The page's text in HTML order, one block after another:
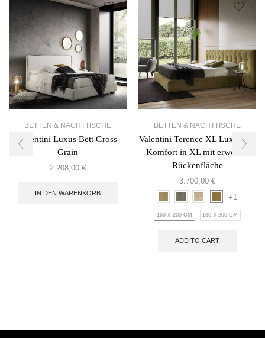
BETTEN & NACHTTISCHE
Valentini Luxus Bett Gross
Grain
2.208,00 €
IN DEN WARENKORB
BETTEN & NACHTTISCHE
Valentini Terence XL Luxusbett
– Komfort in XL mit erweiterter
Rückenfläche
3.700,00 €
+1
160 X 200 CM 180 X 200 CM
ADD TO CART